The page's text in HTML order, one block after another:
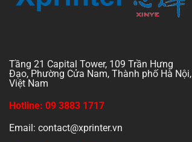
Tầng 21 Capital Tower, 109 Trần Hưng
Đạo, Phường Cửa Nam, Thành phố Hà Nội,
Việt Nam
Hotline: 09 3883 1717
Email: contact@xprinter.vn